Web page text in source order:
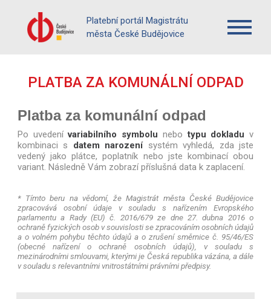
Platební portál Magistrátu
města České Budějovice
PLATBA ZA KOMUNÁLNÍ ODPAD
Platba za komunální odpad
Po uvedenívariabilního symbolu nebotypu dokladu v
kombinaci s datem narozenísystém vyhledá, zda jste
vedený jako plátce, poplatník nebo jste kombinací obou
variant. Následně Vám zobrazí příslušná data k zaplacení.
* Tímto beru na vědomí, že Magistrát města České Budějovice
zpracovává osobní údaje v souladu s nařízením Evropského
parlamentu a Rady (EU) č. 2016/679 ze dne 27. dubna 2016 o
ochraně fyzických osob v souvislosti se zpracováním osobních údajů
a o volném pohybu těchto údajů a o zrušení směrnice č. 95/46/ES
(obecné nařízení o ochraně osobních údajů), v souladu s
mezinárodními smlouvami, kterými je Česká republika vázána, a dále
v souladu s relevantními vnitrostátními právními předpisy.